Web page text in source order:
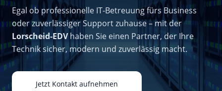
Egal ob professionelle IT-Betreuung fürs Business
oder zuverlässiger Support zuhause – mit der
Lorscheid-EDVhaben Sie einen Partner, der Ihre
Technik sicher, modern und zuverlässig macht.
Jetzt Kontakt aufnehmen